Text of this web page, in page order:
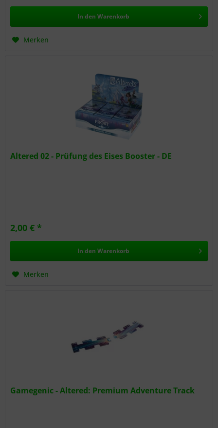
In den Warenkorb
Merken
Altered 02 - Prüfung des Eises Booster - DE
2,00 € *
In den Warenkorb
Merken
Gamegenic - Altered: Premium Adventure Track